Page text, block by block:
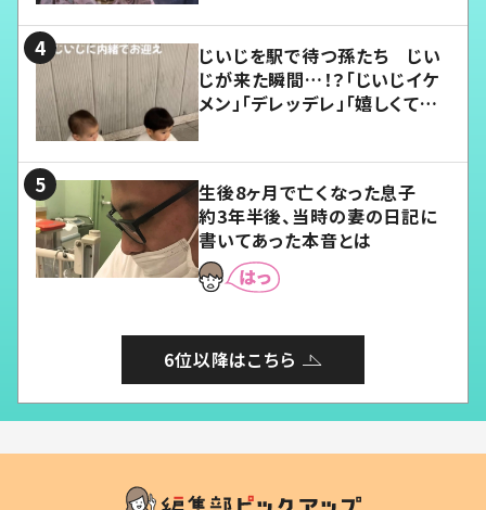
じいじを駅で待つ孫たち じい
じが来た瞬間…！？「じいじイケ
メン」「デレッデレ」「嬉しくて可
生後8ヶ月で亡くなった息子
約3年半後、当時の妻の日記に
書いてあった本音とは
6位以降はこちら